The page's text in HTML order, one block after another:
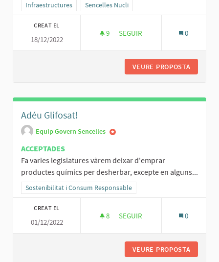
Resultats al filtrar per la categoria: Infraestructures
Infraestructures Resultats al filtrar per l'àmbit: Sencelles Nucli
Sencelles Nucli
CREAT EL
18/12/2022
9 9 SEGUIDORES
SEGUIR 0
VEURE PROPOSTA
Adéu Glifosat!
Equip Govern Sencelles
ACCEPTADES
Fa varies legislatures vàrem deixar d'emprar
productes químics per desherbar, excepte en alguns...
Resultats al filtrar per la categoria: Sostenibilitat i Consum
Sostenibilitat i Consum Responsable
CREAT EL
01/12/2022
8 8 SEGUIDORES
SEGUIR 0
VEURE PROPOSTA